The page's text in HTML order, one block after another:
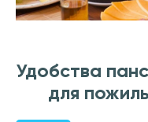
Удобства
для